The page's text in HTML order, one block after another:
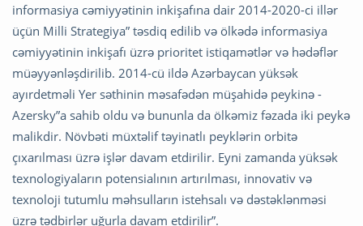
informasiya cəmiyyətinin inkişafına dair 2014-2020-ci illər
üçün Milli Strategiya” təsdiq edilib və ölkədə informasiya
cəmiyyətinin inkişafı üzrə prioritet istiqamətlər və hədəflər
müəyyənləşdirilib. 2014-cü ildə Azərbaycan yüksək
ayırdetməli Yer səthinin məsafədən müşahidə peykinə -
Azersky”a sahib oldu və bununla da ölkəmiz fəzada iki peykə
malikdir. Növbəti müxtəlif təyinatlı peyklərin orbitə
çıxarılması üzrə işlər davam etdirilir. Eyni zamanda yüksək
texnologiyaların potensialının artırılması, innovativ və
texnoloji tutumlu məhsulların istehsalı və dəstəklənməsi
üzrə tədbirlər uğurla davam etdirilir”.